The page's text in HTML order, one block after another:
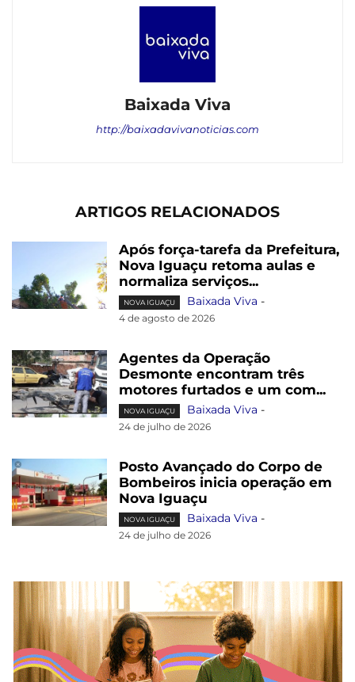
Baixada Viva
http://baixadavivanoticias.com
ARTIGOS RELACIONADOS
Após força-tarefa da Prefeitura,
Nova Iguaçu retoma aulas e
normaliza serviços...
NOVA IGUAÇU Baixada Viva -
4 de agosto de 2026
Agentes da Operação
Desmonte encontram três
motores furtados e um com...
NOVA IGUAÇU Baixada Viva -
24 de julho de 2026
Posto Avançado do Corpo de
Bombeiros inicia operação em
Nova Iguaçu
NOVA IGUAÇU Baixada Viva -
24 de julho de 2026